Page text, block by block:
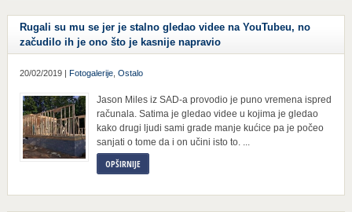
Rugali su mu se jer je stalno gledao videe na YouTubeu, no
začudilo ih je ono što je kasnije napravio
20/02/2019 | Fotogalerije, Ostalo
Jason Miles iz SAD-a provodio je puno vremena ispred
računala. Satima je gledao videe u kojima je gledao
kako drugi ljudi sami grade manje kućice pa je počeo
sanjati o tome da i on učini isto to. ...
OPŠIRNIJE